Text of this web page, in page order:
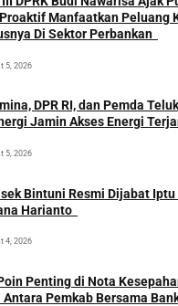
Manfaatkan Peluang
5, 2026
DPR RI, dan Pemda
Jamin Akses Energi
5, 2026
Bintuni Resmi Dijabat Iptu
4, 2026
Penting di Nota
Antara Pemkab Bersama